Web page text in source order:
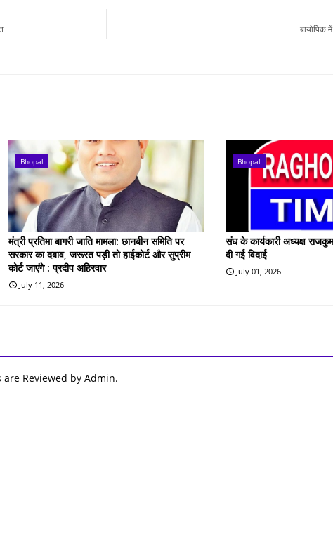
बायोपिक
Bhopal
मंत्री प्रतिमा बागरी जाति मामला: छानबीन समिति पर
सरकार का दबाव, जरूरत पड़ी तो हाईकोर्ट और सुप्रीम
कोर्ट जाएंगे : प्रदीप अहिरवार
July 11, 2026
Bhopal
संघ के कार्यकारी अध्यक्ष
दी गई विदाई
July 01, 2026
Reviewed by Admin.